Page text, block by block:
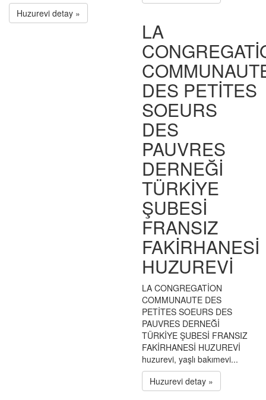
Huzurevi detay »
LA
DES PETİTES
SOEURS
DES
PAUVRES
DERNEĞİ
TÜRKİYE
ŞUBESİ
FRANSIZ
FAKİRHANESİ
HUZUREVİ
LA CONGREGATİON
COMMUNAUTE DES
PETİTES SOEURS DES
PAUVRES DERNEĞİ
TÜRKİYE ŞUBESİ FRANSIZ
FAKİRHANESİ HUZUREVİ
huzurevi, yaşlı bakımevi...
Huzurevi detay »